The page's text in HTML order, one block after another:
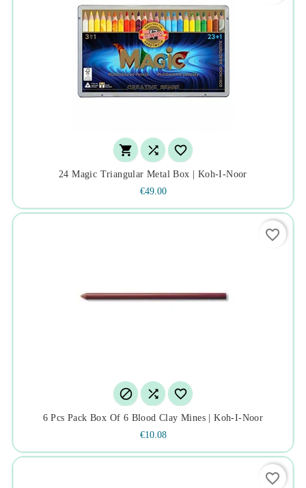
  
24 Magic Triangular Metal Box | Koh-I-Noor
€49.00
  
6 Pcs Pack Box Of 6 Blood Clay Mines | Koh-I-Noor
€10.08
favorite_border
favorite_border